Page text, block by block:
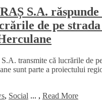
S.A.
de pe strada
transmite că lucrările de
sunt parte a proiectului
, Social ... , Read More